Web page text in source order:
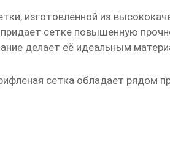
изготовленной из
сетке повышенную
делает её идеальным
сетка обладает рядом